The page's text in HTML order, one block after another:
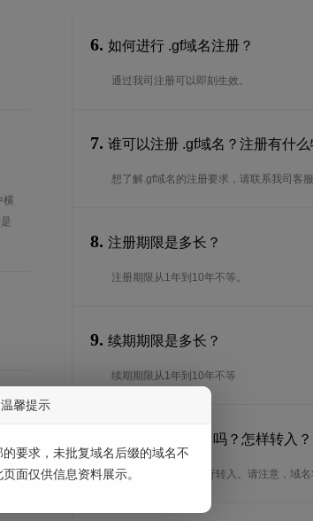
横
6. 如何进行 .gf域名注册？
通过我司注册可以即刻生效。
7. 谁可以注册 .gf域名？注册有什
想了解.gf域名的注册要求，请联系我司客
8. 注册期限是多长？
注册期限从1年到10年不等。
9. 续期期限是多长？
续期期限从1年到10年不等
可以转入gf域名吗？怎样转入？
是的，gf域名可以进行转入。请注意，域
温馨提示
要求，未批复域名后缀的域名不
面仅供信息资料展示。